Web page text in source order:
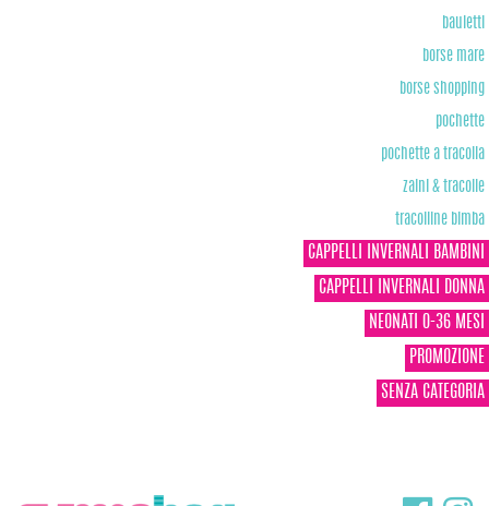
bauletti
borse mare
borse shopping
pochette
pochette a tracolla
zaini & tracolle
tracolline bimba
CAPPELLI INVERNALI BAMBINI
CAPPELLI INVERNALI DONNA
NEONATI 0-36 MESI
PROMOZIONE
SENZA CATEGORIA